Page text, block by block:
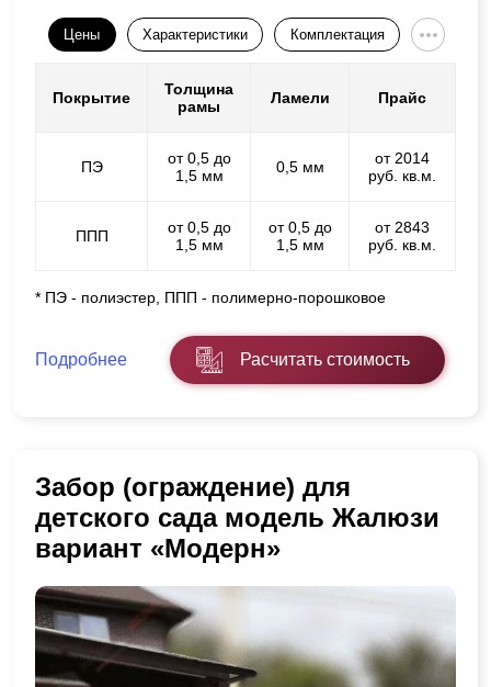
Цены Характеристики Комплектация
Покрытие
Толщина
рамы
Ламели Прайс
ПЭ
от 0,5 до
1,5 мм
0,5 мм
от 2014
руб. кв.м.
ППП
от 0,5 до
1,5 мм
от 0,5 до
1,5 мм
от 2843
руб. кв.м.
* ПЭ - полиэстер, ППП - полимерно-порошковое
Подробнее Расчитать стоимость
Забор (ограждение) для
детского сада модель Жалюзи
вариант «Модерн»